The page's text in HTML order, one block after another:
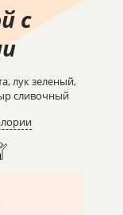
с
лук зеленый,
сливочный